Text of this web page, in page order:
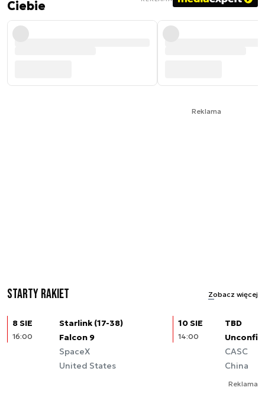
Ciebie
Reklama
Starty rakiet Zobacz więcej
8 SIE
16:00
Starlink (17-38)
Falcon 9
SpaceX
United States
10 SIE
14:00
TBD
CASC
China
Reklama